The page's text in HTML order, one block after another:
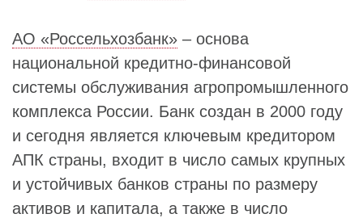
АО «Россельхозбанк» – основа
национальной кредитно-финансовой
системы обслуживания агропромышленного
комплекса России. Банк создан в 2000 году
и сегодня является ключевым кредитором
АПК страны, входит в число самых крупных
и устойчивых банков страны по размеру
активов и капитала, а также в число